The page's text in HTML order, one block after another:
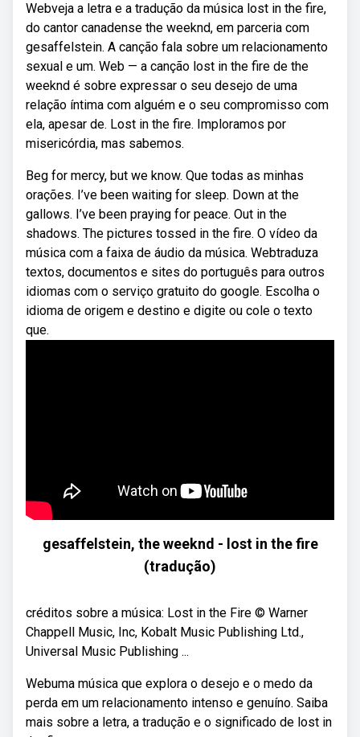
Webveja a letra e a tradução da música lost in the fire,
do cantor canadense the weeknd, em parceria com
gesaffelstein. A canção fala sobre um relacionamento
sexual e um. Web — a canção lost in the fire de the
weeknd é sobre expressar o seu desejo de uma
relação íntima com alguém e o seu compromisso com
ela, apesar de. Lost in the fire. Imploramos por
misericórdia, mas sabemos.
Beg for mercy, but we know. Que todas as minhas
orações. I’ve been waiting for sleep. Down at the
gallows. I’ve been praying for peace. Out in the
shadows. The pictures tossed in the fire. O vídeo da
música com a faixa de áudio da música. Webtraduza
textos, documentos e sites do português para outros
idiomas com o serviço gratuito do google. Escolha o
idioma de origem e destino e digite ou cole o texto
que.
gesaffelstein, the weeknd - lost in the fire
(tradução)
créditos sobre a música: Lost in the Fire © Warner
Chappell Music, Inc, Kobalt Music Publishing Ltd.,
Universal Music Publishing ...
Webuma música que explora o desejo e o medo da
perda em um relacionamento intenso e genuíno. Saiba
mais sobre a letra, a tradução e o significado de lost in